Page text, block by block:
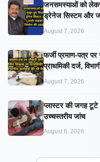
जनसमस्याओं को
ड्रेनेज सिस्टम और
August 7, 2026
फर्जी प्रमाण-पत्र पर
प्राथमिकी दर्ज,
August 7, 2026
प्लास्टर की जगह टूटे
उच्चस्तरीय जांच
August 6, 2026